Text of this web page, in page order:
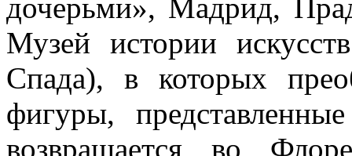
дочерьми», Мадрид,
Музей истории
Спада), в которых
фигуры,
возвращается во